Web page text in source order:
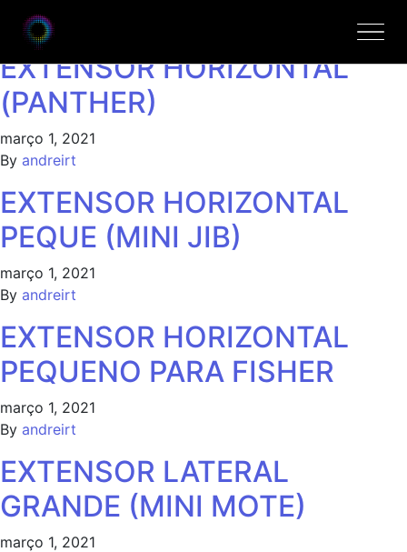
Marcas:
EXTENSOR HORIZONTAL
(PANTHER)
março 1, 2021
By andreirt
EXTENSOR HORIZONTAL
PEQUE (MINI JIB)
março 1, 2021
By andreirt
EXTENSOR HORIZONTAL
PEQUENO PARA FISHER
março 1, 2021
By andreirt
EXTENSOR LATERAL
GRANDE (MINI MOTE)
março 1, 2021